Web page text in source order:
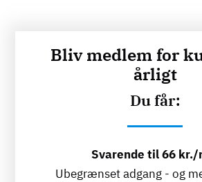
Bliv medlem for
årligt
Du får:
Svarende til 66 kr./
Ubegrænset adgang - og